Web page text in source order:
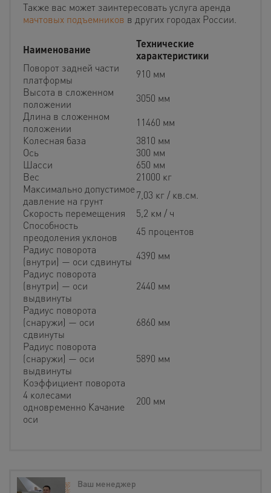
Также вас может заинтересовать услуга аренда
мачтовых подъемников в других городах России.
Наименование
Технические
характеристики
Поворот задней части
платформы
910 мм
Высота в сложенном
положении
3050 мм
Длина в сложенном
положении
11460 мм
Колесная база
3810 мм
Ось
300 мм
Шасси
650 мм
Вес
21000 кг
Максимально допустимое
давление на грунт
7,03 кг / кв.см.
Скорость перемещения
5,2 км / ч
Способность
преодоления уклонов
45 процентов
Радиус поворота
(внутри) — оси сдвинуты 4390 мм
Радиус поворота
(внутри) — оси
выдвинуты
2440 мм
Радиус поворота
(снаружи) — оси
сдвинуты
6860 мм
Радиус поворота
(снаружи) — оси
выдвинуты
5890 мм
Коэффициент поворота
4 колесами
одновременно Качание
оси
200 мм
Ваш менеджер